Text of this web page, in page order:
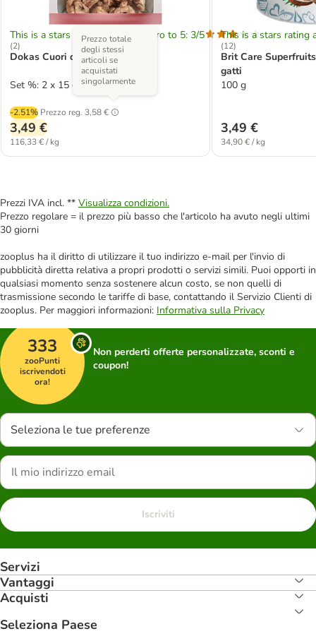
This is a stars rating area from zero to 5: 3/5
(2)
Dokas Cuori di pollo liofilizzati
Set %: 2 x 15 g
-2.51% Prezzo reg. 3,58 €
Prezzo totale
degli stessi
articoli se
acquistati
singolarmente
3,49 €
116,33 € / kg
This is a stars rating
(12)
Brit Care
gatti
100 g
3,49 €
34,90 € / kg
Prezzi IVA incl. ** Visualizza condizioni.
Prezzo regolare = il prezzo più basso che l'articolo ha avuto negli ultimi
30 giorni
zooplus ha il diritto di utilizzare il tuo indirizzo e-mail per l'invio di
pubblicità diretta relativa a propri prodotti o servizi simili. Puoi opporti in
qualsiasi momento senza sostenere alcun costo, se non quelli di
trasmissione secondo le tariffe di base, contattando il Servizio Clienti di
zooplus. Per maggiori informazioni: Informativa sulla Privacy
333
zooPunti
iscrivendoti
ora!
Non perderti offerte personalizzate, sconti e
coupon!
Seleziona le tue preferenze
Iscriviti
Servizi
Vantaggi
Acquisti
Seleziona Paese